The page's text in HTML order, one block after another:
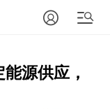
源供应，